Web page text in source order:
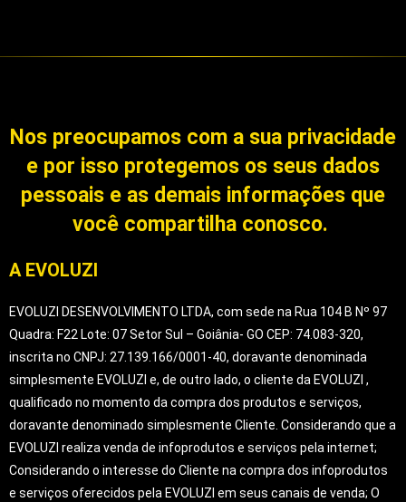
Nos preocupamos com a sua privacidade
e por isso protegemos os seus dados
pessoais e as demais informações que
você compartilha conosco.
A EVOLUZI
EVOLUZI DESENVOLVIMENTO LTDA, com sede na Rua 104 B Nº 97
Quadra: F22 Lote: 07 Setor Sul – Goiânia- GO CEP: 74.083-320,
inscrita no CNPJ: 27.139.166/0001-40, doravante denominada
simplesmente EVOLUZI e, de outro lado, o cliente da EVOLUZI ,
qualificado no momento da compra dos produtos e serviços,
doravante denominado simplesmente Cliente. Considerando que a
EVOLUZI realiza venda de infoprodutos e serviços pela internet;
Considerando o interesse do Cliente na compra dos infoprodutos
e serviços oferecidos pela EVOLUZI em seus canais de venda; O